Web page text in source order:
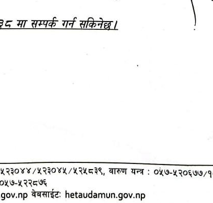
शिक्षा
तर्फ
तर्फ
विकास
राजस्व